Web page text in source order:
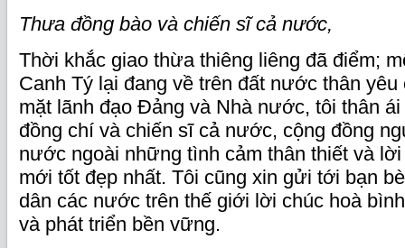
Thưa đồng bào và chiến sĩ cả nước,
Thời khắc giao thừa thiêng liêng đã điểm;
Canh Tý lại đang về trên đất nước thân yêu
mặt lãnh đạo Đảng và Nhà nước, tôi thân
đồng chí và chiến sĩ cả nước, cộng đồng
nước ngoài những tình cảm thân thiết và
mới tốt đẹp nhất. Tôi cũng xin gửi tới bạn
dân các nước trên thế giới lời chúc hoà
và phát triển bền vững.